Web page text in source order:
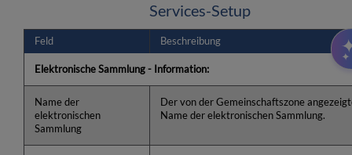
Services-Setup
Feld Beschreibung
Elektronische Sammlung - Information:
Name der
elektronischen
Sammlung
Der von der Gemeinschaftszone
Name der elektronischen Sammlung.